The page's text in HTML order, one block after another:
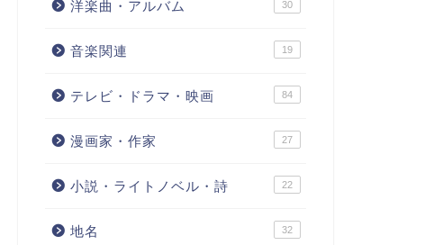
洋楽曲・アルバム 30
音楽関連 19
テレビ・ドラマ・映画 84
漫画家・作家 27
小説・ライトノベル・詩 22
地名 32